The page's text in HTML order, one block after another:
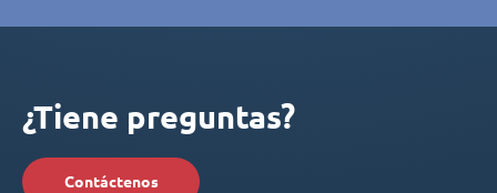
¿Tiene preguntas?
Contáctenos